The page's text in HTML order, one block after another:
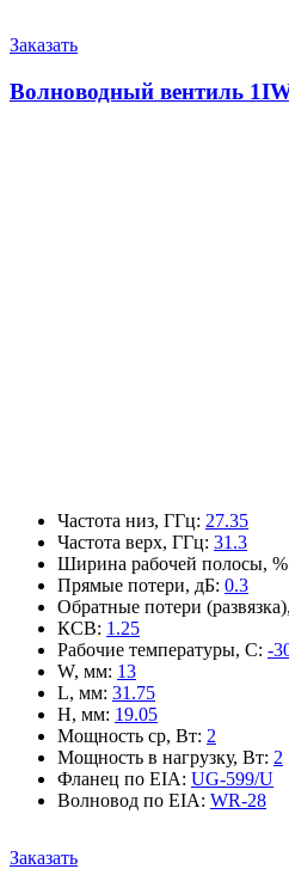
Заказать
Волноводный вентиль
Частота низ, ГГц: 27.35
Частота верх, ГГц: 31.3
Ширина рабочей полосы, %
Прямые потери, дБ: 0.3
Обратные потери
КСВ: 1.25
Рабочие температуры, С: -
W, мм: 13
L, мм: 31.75
H, мм: 19.05
Мощность ср, Вт: 2
Мощность в нагрузку, Вт: 2
Фланец по EIA: UG-599/U
Волновод по EIA: WR-28
Заказать